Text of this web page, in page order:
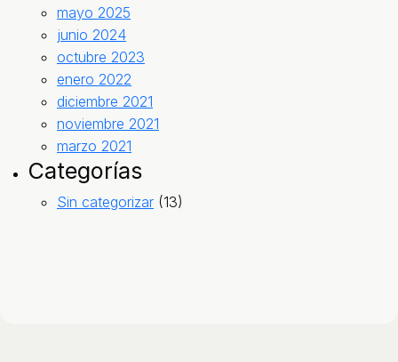
mayo 2025
junio 2024
octubre 2023
enero 2022
diciembre 2021
noviembre 2021
marzo 2021
Categorías
Sin categorizar (13)